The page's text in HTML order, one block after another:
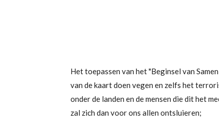
Het toepassen van het "Beginsel van
van de kaart doen vegen en zelfs het
onder de landen en de mensen die dit het
zal zich dan voor ons allen ontsluieren;